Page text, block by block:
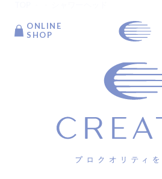
ONLINE
SHOP
ONLINE
SHOP